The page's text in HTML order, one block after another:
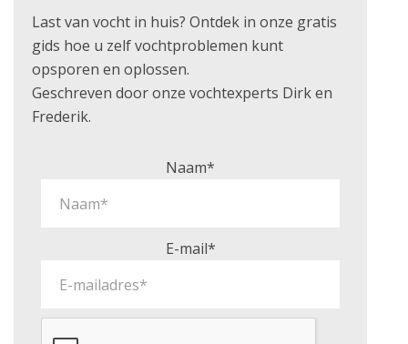
Last van vocht in huis? Ontdek in onze gratis
gids hoe u zelf vochtproblemen kunt
opsporen en oplossen.
Geschreven door onze vochtexperts Dirk en
Frederik.
Naam*
E-mail*